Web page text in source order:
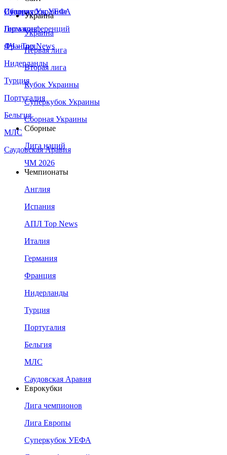
Сборная Украины
Италия
Германия
Франция
Нидерланды
Турция
Португалия
Бельгия
МЛС
Саудовская Аравия
Суперкубок УЕФА
Лига конференций
ЛЧ - Top News
Украина
Украина
Первая лига
Вторая лига
Кубок Украины
Суперкубок Украины
Сборная Украины
Сборные
Лига наций
ЧМ 2026
Чемпионаты
Англия
Испания
АПЛ Top News
Италия
Германия
Франция
Нидерланды
Турция
Португалия
Бельгия
МЛС
Саудовская Аравия
Еврокубки
Лига чемпионов
Лига Европы
Суперкубок УЕФА